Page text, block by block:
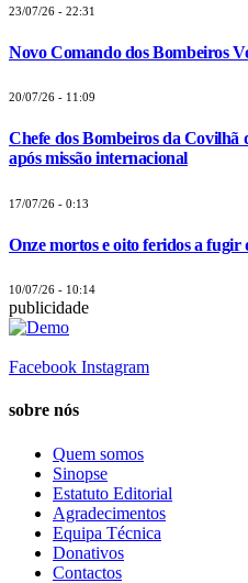
23/07/26 - 22:31
Novo Comando dos Bombeiros
20/07/26 - 11:09
Chefe dos Bombeiros da
após missão internacional
17/07/26 - 0:13
Onze mortos e oito feridos a fugir
10/07/26 - 10:14
publicidade
Facebook Instagram
sobre nós
Quem somos
Sinopse
Estatuto Editorial
Agradecimentos
Equipa Técnica
Donativos
Contactos